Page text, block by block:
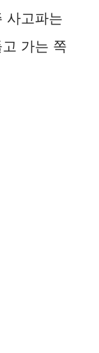
사고파는
가는 쪽